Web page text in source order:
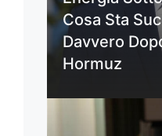
Cosa Sta
Davvero
Hormuz